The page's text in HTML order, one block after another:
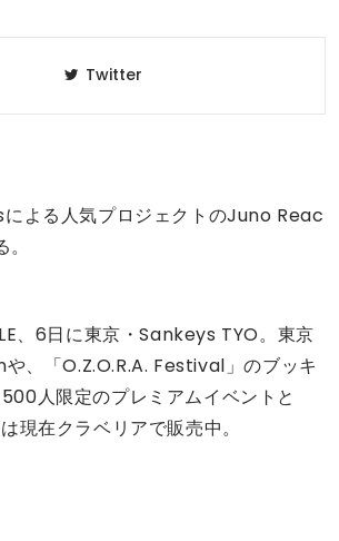
Twitter
よる人気プロジェクトのJuno Reac
、6日に東京・Sankeys TYO。東京
、「O.Z.O.R.A. Festival」のブッキ
人限定のプレミアムイベントと
現在クラベリアで販売中。
年最新】
2
ニュージーラ
DJ!?